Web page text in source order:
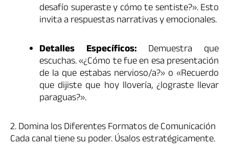
desafío superaste y cómo te sentiste?». Esto
invita a respuestas narrativas y emocionales.
Detalles Específicos: Demuestra que
escuchas. «¿Cómo te fue en esa presentación
de la que estabas nervioso/a?» o «Recuerdo
que dijiste que hoy llovería, ¿lograste llevar
paraguas?».
2. Domina los Diferentes Formatos de Comunicación
Cada canal tiene su poder. Úsalos estratégicamente.